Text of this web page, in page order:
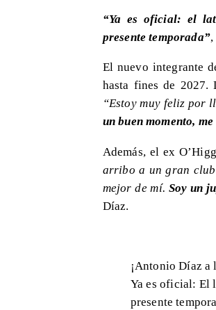
“Ya es oficial: el
presente temporada”,
El nuevo integrante
hasta fines de 2027.
“Estoy muy feliz por
un buen momento,
Además, el ex
arribo a un gran club
mejor de mí. Soy un
Díaz.
¡Antonio Díaz a
Ya es oficial: El
presente